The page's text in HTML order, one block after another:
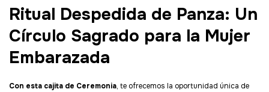
Ritual Despedida de Panza: Un
Círculo Sagrado para la Mujer
Embarazada
Con esta cajita de Ceremonia, te ofrecemos la oportunidad única de